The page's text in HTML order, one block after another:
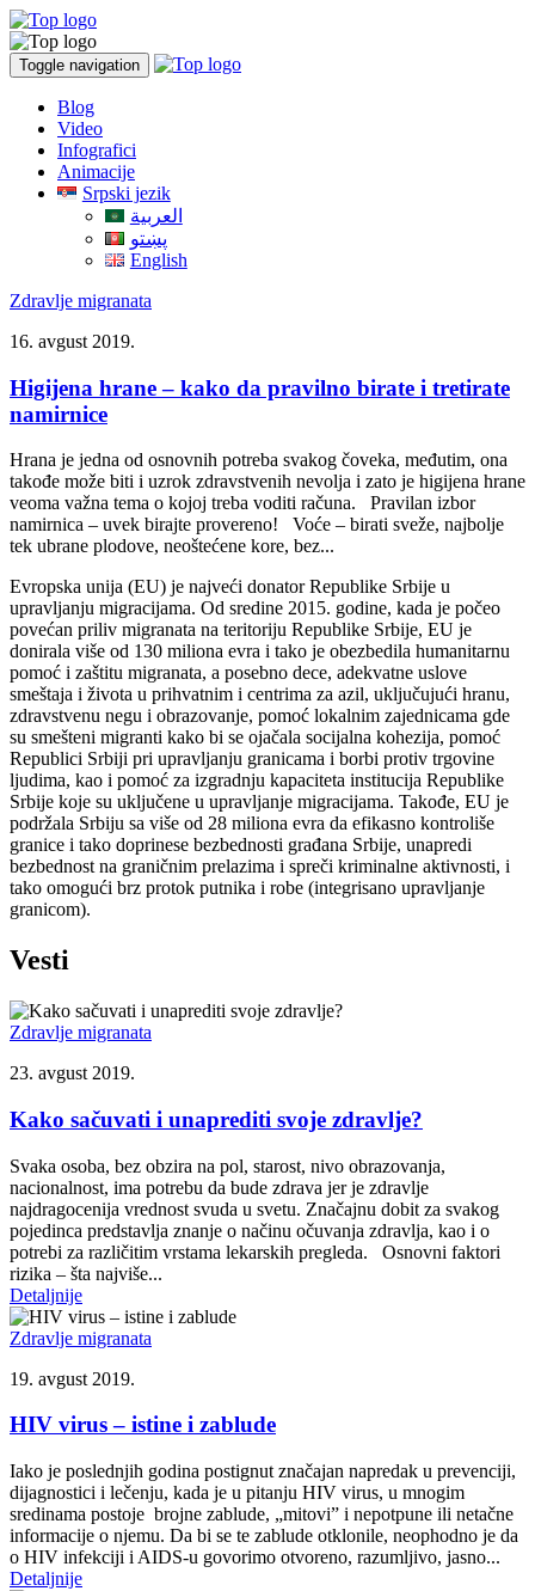
Toggle navigation
Blog
Video
Infografici
Animacije
Srpski jezik
العربية
پښتو
English
Zdravlje migranata
16. avgust 2019.
Higijena hrane – kako da pravilno birate i tretirate
namirnice
Hrana je jedna od osnovnih potreba svakog čoveka, međutim, ona
takođe može biti i uzrok zdravstvenih nevolja i zato je higijena hrane
veoma važna tema o kojoj treba voditi računa. Pravilan izbor
namirnica – uvek birajte provereno! Voće – birati sveže, najbolje
tek ubrane plodove, neoštećene kore, bez...
Evropska unija (EU) je najveći donator Republike Srbije u
upravljanju migracijama. Od sredine 2015. godine, kada je počeo
povećan priliv migranata na teritoriju Republike Srbije, EU je
donirala više od 130 miliona evra i tako je obezbedila humanitarnu
pomoć i zaštitu migranata, a posebno dece, adekvatne uslove
smeštaja i života u prihvatnim i centrima za azil, uključujući hranu,
zdravstvenu negu i obrazovanje, pomoć lokalnim zajednicama gde
su smešteni migranti kako bi se ojačala socijalna kohezija, pomoć
Republici Srbiji pri upravljanju granicama i borbi protiv trgovine
ljudima, kao i pomoć za izgradnju kapaciteta institucija Republike
Srbije koje su uključene u upravljanje migracijama. Takođe, EU je
podržala Srbiju sa više od 28 miliona evra da efikasno kontroliše
granice i tako doprinese bezbednosti građana Srbije, unapredi
bezbednost na graničnim prelazima i spreči kriminalne aktivnosti, i
tako omogući brz protok putnika i robe (integrisano upravljanje
granicom).
Vesti
Zdravlje migranata
23. avgust 2019.
Kako sačuvati i unaprediti svoje zdravlje?
Svaka osoba, bez obzira na pol, starost, nivo obrazovanja,
nacionalnost, ima potrebu da bude zdrava jer je zdravlje
najdragocenija vrednost svuda u svetu. Značajnu dobit za svakog
pojedinca predstavlja znanje o načinu očuvanja zdravlja, kao i o
potrebi za različitim vrstama lekarskih pregleda. Osnovni faktori
rizika – šta najviše...
Detaljnije
Zdravlje migranata
19. avgust 2019.
HIV virus ‒ istine i zablude
Iako je poslednjih godina postignut značajan napredak u prevenciji,
dijagnostici i lečenju, kada je u pitanju HIV virus, u mnogim
sredinama postoje brojne zablude, „mitovi” i nepotpune ili netačne
informacije o njemu. Da bi se te zablude otklonile, neophodno je da
o HIV infekciji i AIDS-u govorimo otvoreno, razumljivo, jasno...
Detaljnije